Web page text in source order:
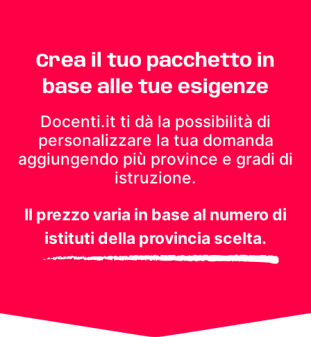
Crea il tuo pacchetto in
base alle tue esigenze
Docenti.it ti dà la possibilità di
personalizzare la tua domanda
aggiungendo più province e gradi di
istruzione.
Il prezzo varia in base al numero di
istituti della provincia scelta.